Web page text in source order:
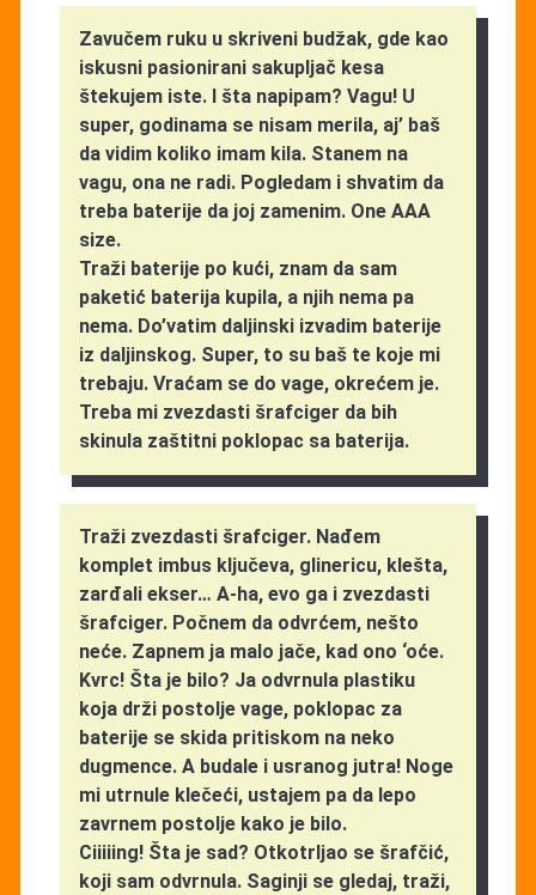
Zavučem ruku u skriveni budžak, gde kao
iskusni pasionirani sakupljač kesa
štekujem iste. I šta napipam? Vagu! U
super, godinama se nisam merila, aj’ baš
da vidim koliko imam kila. Stanem na
vagu, ona ne radi. Pogledam i shvatim da
treba baterije da joj zamenim. One AAA
size.
Traži baterije po kući, znam da sam
paketić baterija kupila, a njih nema pa
nema. Do’vatim daljinski izvadim baterije
iz daljinskog. Super, to su baš te koje mi
trebaju. Vraćam se do vage, okrećem je.
Treba mi zvezdasti šrafciger da bih
skinula zaštitni poklopac sa baterija.
Traži zvezdasti šrafciger. Nađem
komplet imbus ključeva, glinericu, klešta,
zarđali ekser… A-ha, evo ga i zvezdasti
šrafciger. Počnem da odvrćem, nešto
neće. Zapnem ja malo jače, kad ono ‘oće.
Kvrc! Šta je bilo? Ja odvrnula plastiku
koja drži postolje vage, poklopac za
baterije se skida pritiskom na neko
dugmence. A budale i usranog jutra! Noge
mi utrnule klečeći, ustajem pa da lepo
zavrnem postolje kako je bilo.
Ciiiiing! Šta je sad? Otkotrljao se šrafčić,
koji sam odvrnula. Saginji se gledaj, traži,